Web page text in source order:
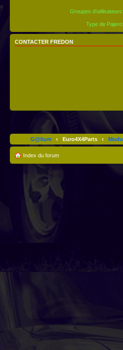
Groupes d’utilisateurs:
Type de Pajero:
CONTACTER FREDON
G@lium ‹ Euro4X4Parts ‹
Index du forum